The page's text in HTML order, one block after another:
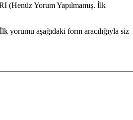
Yorum Yapılmamış. İlk
yorumu aşağıdaki form aracılığıyla siz